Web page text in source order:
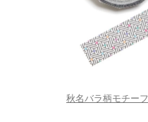
秋名バラ柄モチー